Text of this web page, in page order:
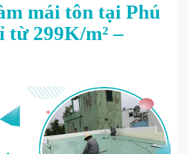
mái tôn tại Phú
từ 299K/m² –